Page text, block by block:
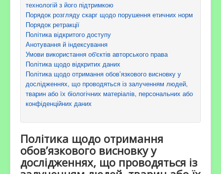
Контакти
технологій з його підтримкою
Порядок розгляду скарг щодо порушення етичних норм
Порядок ретракції
Політика відкритого доступу
Анотування й індексування
Умови використання об'єктів авторського права
Політика щодо відкритих даних
Політика щодо отримання обов’язкового висновку у
дослідженнях, що проводяться із залученням людей,
тварин або їх біологічних матеріалів, персональних або
конфіденційних даних
Політика щодо отримання
обов’язкового висновку у
дослідженнях, що проводяться із